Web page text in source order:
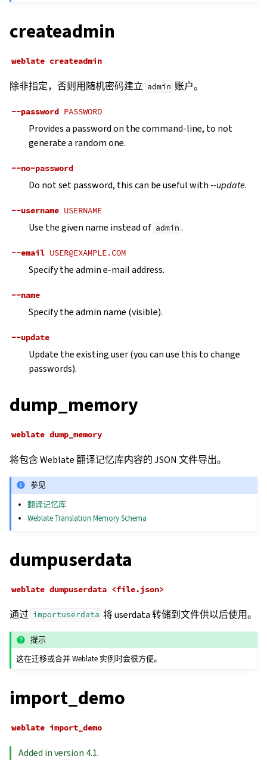
createadmin
weblate createadmin
除非指定，否则用随机密码建立 admin 账户。
--password PASSWORD
Provides a password on the command-line, to not
generate a random one.
--no-password
Do not set password, this can be useful with--update.
--username USERNAME
Use the given name instead of admin .
--email USER@EXAMPLE.COM
Specify the admin e-mail address.
--name
Specify the admin name (visible).
--update
Update the existing user (you can use this to change
passwords).
dump_memory
weblate dump_memory
将包含 Weblate 翻译记忆库内容的 JSON 文件导出。
参见
翻译记忆库
Weblate Translation Memory Schema
dumpuserdata
weblate dumpuserdata <file.json>
通过 importuserdata 将 userdata 转储到文件供以后使用。
提示
这在迁移或合并 Weblate 实例时会很方便。
import_demo
weblate import_demo
Added in version 4.1.